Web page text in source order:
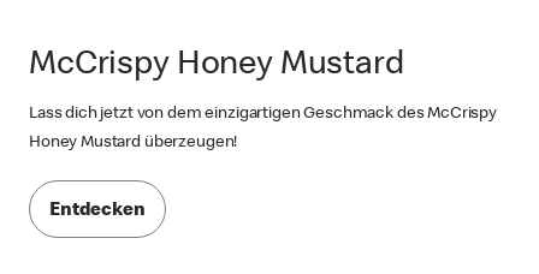
McCrispy Honey Mustard
Lass dich jetzt von dem einzigartigen Geschmack des McCrispy
Honey Mustard überzeugen!
Entdecken